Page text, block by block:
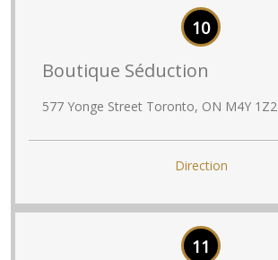
10
Boutique Séduction
577 Yonge Street Toronto, ON M4Y 1Z2
Direction
11